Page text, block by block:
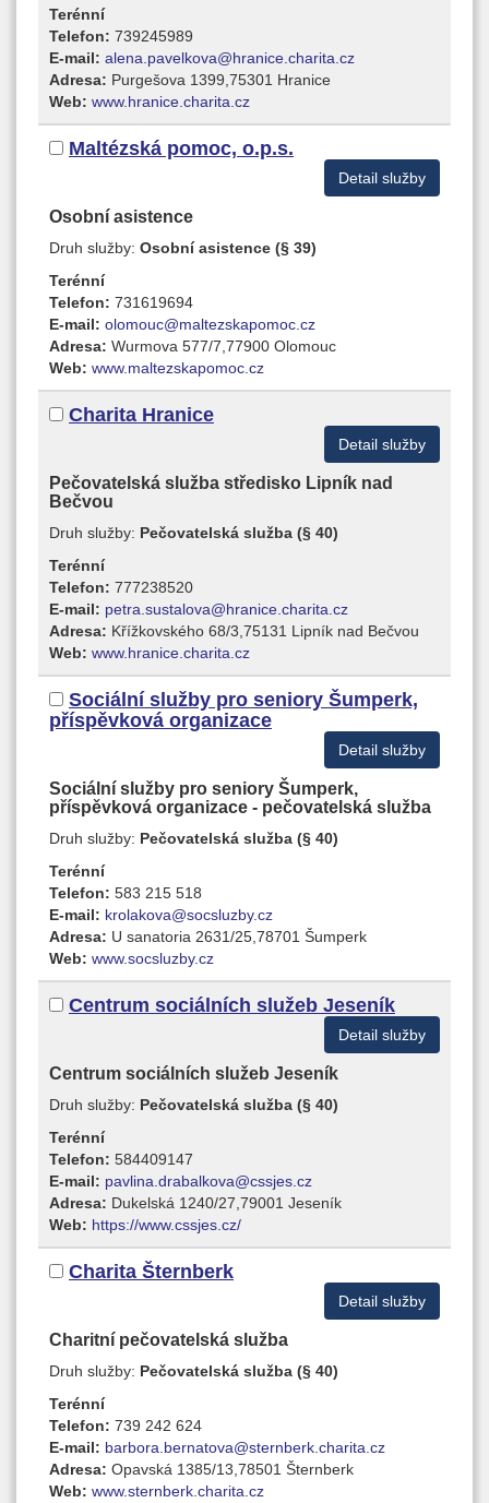
Terénní
Telefon: 739245989
E-mail: alena.pavelkova@hranice.charita.cz
Adresa: Purgešova 1399,75301 Hranice
Web: www.hranice.charita.cz
Maltézská pomoc, o.p.s.
Detail služby
Osobní asistence
Druh služby: Osobní asistence (§ 39)
Terénní
Telefon: 731619694
E-mail: olomouc@maltezskapomoc.cz
Adresa: Wurmova 577/7,77900 Olomouc
Web: www.maltezskapomoc.cz
Charita Hranice
Detail služby
Pečovatelská služba středisko Lipník nad
Bečvou
Druh služby: Pečovatelská služba (§ 40)
Terénní
Telefon: 777238520
E-mail: petra.sustalova@hranice.charita.cz
Adresa: Křížkovského 68/3,75131 Lipník nad Bečvou
Web: www.hranice.charita.cz
Sociální služby pro seniory Šumperk,
příspěvková organizace
Detail služby
Sociální služby pro seniory Šumperk,
příspěvková organizace - pečovatelská služba
Druh služby: Pečovatelská služba (§ 40)
Terénní
Telefon: 583 215 518
E-mail: krolakova@socsluzby.cz
Adresa: U sanatoria 2631/25,78701 Šumperk
Web: www.socsluzby.cz
Centrum sociálních služeb Jeseník
Detail služby
Centrum sociálních služeb Jeseník
Druh služby: Pečovatelská služba (§ 40)
Terénní
Telefon: 584409147
E-mail: pavlina.drabalkova@cssjes.cz
Adresa: Dukelská 1240/27,79001 Jeseník
Web: https://www.cssjes.cz/
Charita Šternberk
Detail služby
Charitní pečovatelská služba
Druh služby: Pečovatelská služba (§ 40)
Terénní
Telefon: 739 242 624
E-mail: barbora.bernatova@sternberk.charita.cz
Adresa: Opavská 1385/13,78501 Šternberk
Web: www.sternberk.charita.cz